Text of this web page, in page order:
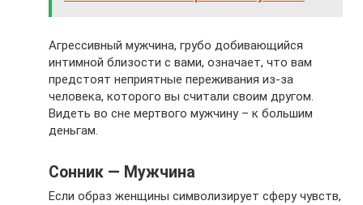
Агрессивный мужчина, грубо добивающийся
интимной близости с вами, означает, что вам
предстоят неприятные переживания из-за
человека, которого вы считали своим другом.
Видеть во сне мертвого мужчину – к большим
деньгам.
Сонник — Мужчина
Если образ женщины символизирует сферу чувств,